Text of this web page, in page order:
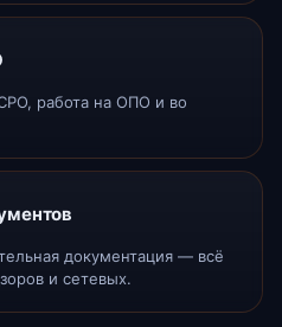
работа на ОПО и во
документация — всё
и сетевых.